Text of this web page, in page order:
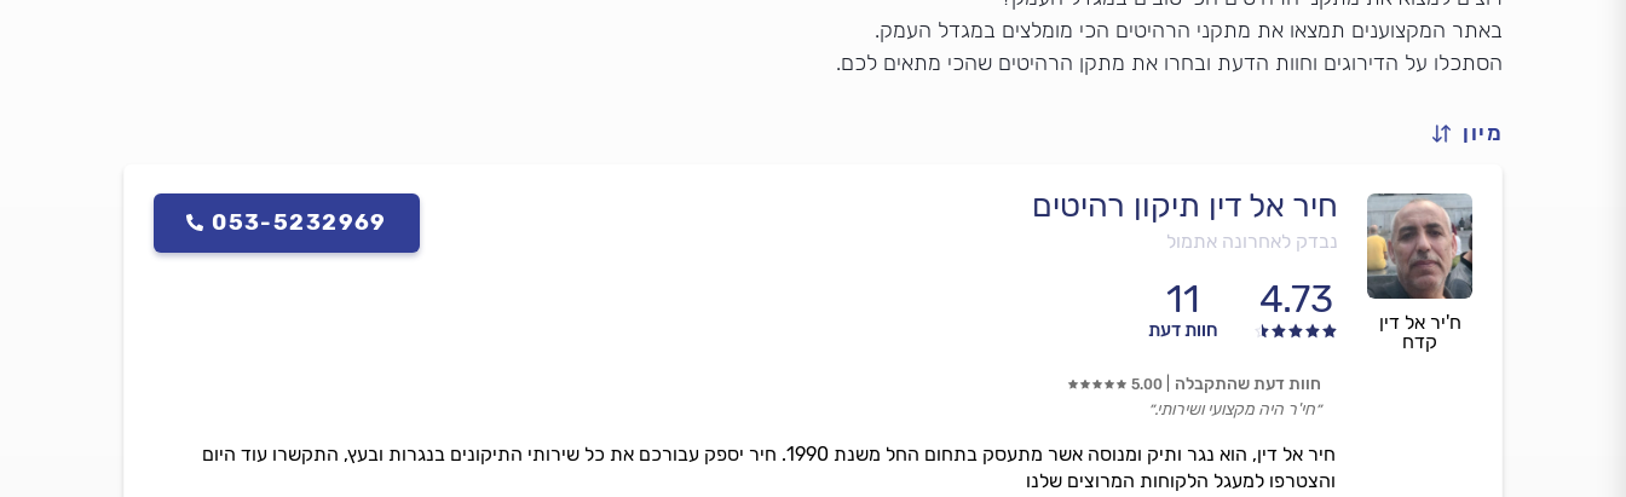
באתר המקצוענים תמצאו את מתקני הרהיטים הכי מומלצים במגדל העמק.
הסתכלו על הדירוגים וחוות הדעת ובחרו את מתקן הרהיטים שהכי מתאים לכם.
מיון
ח'יר אל דין
קדח
חיר אל דין תיקון רהיטים
נבדק לאחרונה אתמול
4.73
11
חוות דעת
053-5232969
חיר אל דין, הוא נגר ותיק ומנוסה אשר מתעסק בתחום החל משנת 1990. חיר יספק עבורכם את כל שירותי התיקונים בנגרות ובעץ, התקשרו עוד היום
והצטרפו למעגל הלקוחות המרוצים שלנו
חוות דעת שהתקבלה 5.00
״חי'ר היה מקצועי ושירותי.״